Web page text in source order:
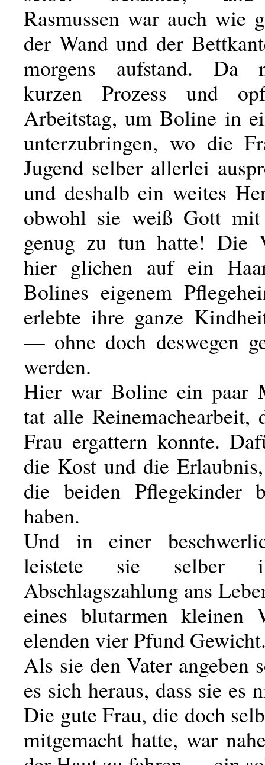
Rasmussen war auch wie
der Wand und der
morgens aufstand. Da
kurzen Prozess und
Arbeitstag, um Boline in
unterzubringen, wo die
Jugend selber allerlei
und deshalb ein weites
obwohl sie weiß Gott
genug zu tun hatte! Die
hier glichen auf ein
Bolines eigenem
erlebte ihre ganze
— ohne doch deswegen
werden.
Hier war Boline ein paar
tat alle Reinemachearbeit,
Frau ergattern konnte.
die Kost und die
die beiden Pflegekinder
haben.
Und in einer
leistete sie selber
Abschlagszahlung ans
eines blutarmen kleinen
elenden vier Pfund
Als sie den Vater angeben
es sich heraus, dass sie es
Die gute Frau, die doch
mitgemacht hatte, war